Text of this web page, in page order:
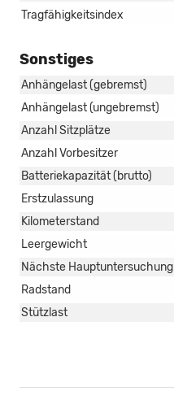
Tragfähigkeitsindex
Sonstiges
Anhängelast (gebremst)
Anhängelast (ungebremst)
Anzahl Sitzplätze
Anzahl Vorbesitzer
Batteriekapazität (brutto)
Erstzulassung
Kilometerstand
Leergewicht
Nächste Hauptuntersuchung
Radstand
Stützlast